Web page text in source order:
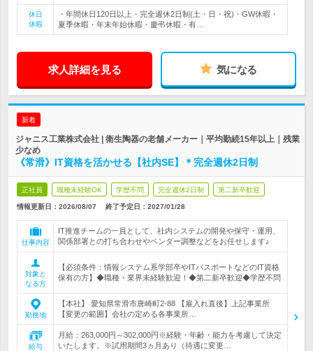
休日
休暇
・年間休日120日以上・完全週休2日制(土・日・祝)・GW休暇・
夏季休暇・年末年始休暇・慶弔休暇・有…
求人詳細を見る 気になる
新着
ジャニス工業株式会社 | 衛生陶器の老舗メーカー｜平均勤続15年以上｜残業
少なめ
《常滑》IT資格を活かせる【社内SE】＊完全週休2日制
正社員 職種未経験OK 学歴不問 完全週休2日制 第二新卒歓迎
情報更新日：2026/08/07 終了予定日： 2027/01/28
仕事内容
IT推進チームの一員として、社内システムの開発や保守・運用、
関係部署との打ち合わせやベンダー調整などをお任せします♪
対象と
なる方
【必須条件：情報システム系学部卒やITパスポートなどのIT資格
保有の方】◆職種・業界未経験歓迎！◆第二新卒歓迎◆学歴不問
勤務地
【本社】 愛知県常滑市唐崎町2-88 【雇入れ直後】上記事業所
【変更の範囲】会社の定める各事業所…
給与
月給：263,000円～302,000円※経験・年齢・能力を考慮して決定
いたします。※試用期間3ヵ月あり（待遇に変更…